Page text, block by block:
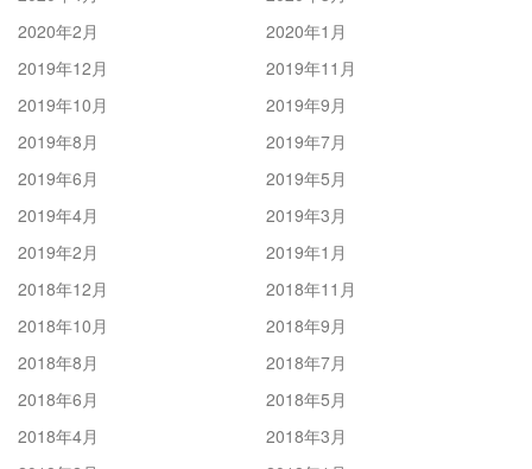
2020年2月
2020年1月
2019年12月
2019年11月
2019年10月
2019年9月
2019年8月
2019年7月
2019年6月
2019年5月
2019年4月
2019年3月
2019年2月
2019年1月
2018年12月
2018年11月
2018年10月
2018年9月
2018年8月
2018年7月
2018年6月
2018年5月
2018年4月
2018年3月